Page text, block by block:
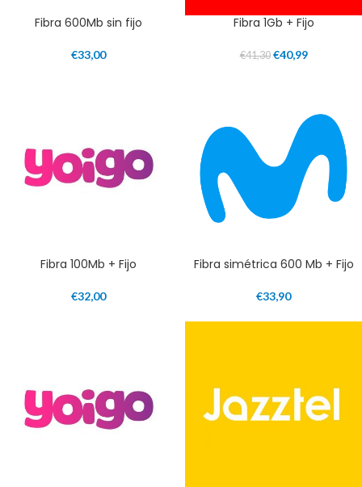
Fibra 600Mb sin fijo
€33,00
Fibra 1Gb + Fijo
€41,30 €40,99
Fibra 100Mb + Fijo
€32,00
Fibra simétrica 600 Mb + Fijo
€33,90